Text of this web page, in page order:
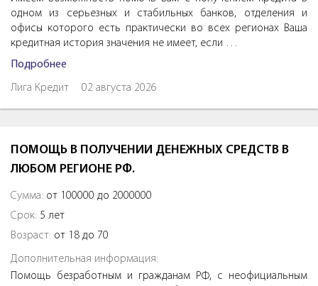
одном из серьезных и стабильных банков, отделения и
офисы которого есть практически во всех регионах Ваша
кредитная история значения не имеет, если …
Подробнее
Лига Кредит 02 августа 2026
ПОМОЩЬ В ПОЛУЧЕНИИ ДЕНЕЖНЫХ СРЕДСТВ В
ЛЮБОМ РЕГИОНЕ РФ.
Сумма: от 100000 до 2000000
Срок: 5 лет
Возраст: от 18 до 70
Дополнительная информация:
Помощь безработным и гражданам РФ, с неофициальным